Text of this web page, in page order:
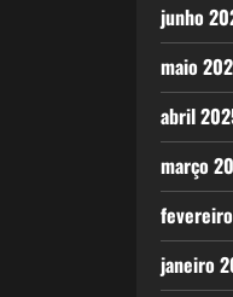
junho
maio
abril
março
janeiro